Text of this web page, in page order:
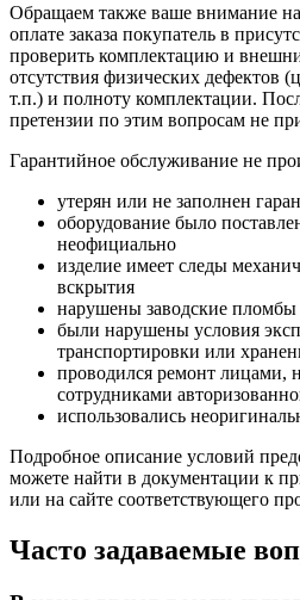
Обращаем также ваше внимание
оплате заказа покупатель в
проверить комплектацию и
отсутствия физических дефектов
т.п.) и полноту комплектации.
претензии по этим вопросам не
Гарантийное обслуживание не
утерян или не заполнен
оборудование было
неофициально
изделие имеет следы
вскрытия
нарушены заводские пломбы
были нарушены условия
транспортировки или
проводился ремонт лицами,
сотрудниками
использовались
Подробное описание условий
можете найти в документации к
или на сайте соответствующего
Часто задаваемые